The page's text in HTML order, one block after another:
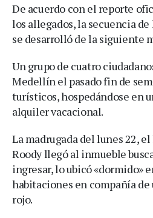
De acuerdo con el reporte
los allegados, la secuencia
se desarrolló de la siguiente
Un grupo de cuatro
Medellín el pasado fin de
turísticos, hospedándose en
alquiler vacacional.
La madrugada del lunes 22,
Roody llegó al inmueble
ingresar, lo ubicó «dormido»
habitaciones en compañía
rojo.